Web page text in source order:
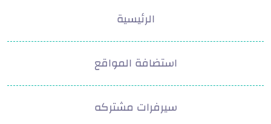
الرئيسية
استضافة المواقع
سيرفرات مشتركه